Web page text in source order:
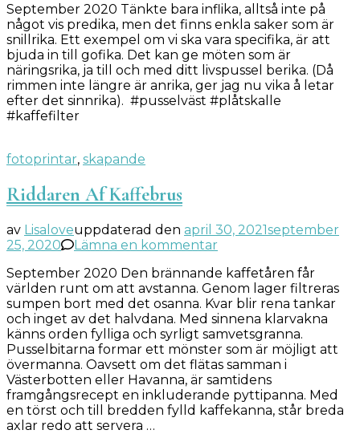
Af
Kaffekaka
September 2020 Tänkte bara inflika, alltså inte på
något vis predika, men det finns enkla saker som är
snillrika. Ett exempel om vi ska vara specifika, är att
bjuda in till gofika. Det kan ge möten som är
näringsrika, ja till och med ditt livspussel berika. (Då
rimmen inte längre är anrika, ger jag nu vika å letar
efter det sinnrika). #pusselväst #plåtskalle
#kaffefilter
fotoprintar, skapande
Riddaren Af Kaffebrus
av Lisaloveuppdaterad den april 30, 2021september
25, 2020
Lämna en kommentar
Af
Kaffebrus
September 2020 Den brännande kaffetåren får
världen runt om att avstanna. Genom lager filtreras
sumpen bort med det osanna. Kvar blir rena tankar
och inget av det halvdana. Med sinnena klarvakna
känns orden fylliga och syrligt samvetsgranna.
Pusselbitarna formar ett mönster som är möjligt att
övermanna. Oavsett om det flätas samman i
Västerbotten eller Havanna, är samtidens
framgångsrecept en inkluderande pyttipanna. Med
en törst och till bredden fylld kaffekanna, står breda
axlar redo att servera …